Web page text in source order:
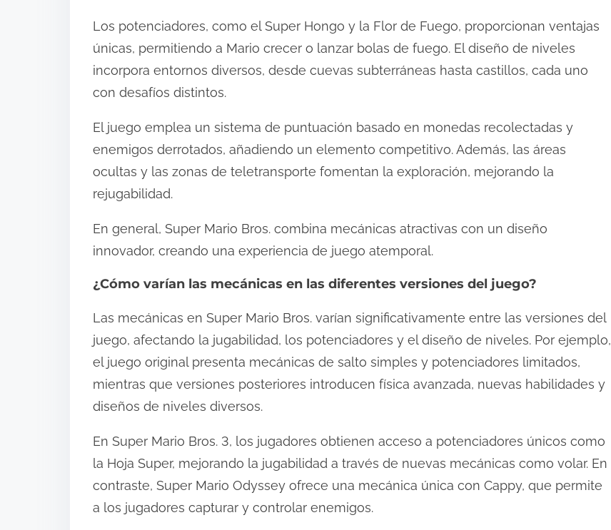
Los potenciadores, como el Super Hongo y la Flor de Fuego, proporcionan ventajas
únicas, permitiendo a Mario crecer o lanzar bolas de fuego. El diseño de niveles
incorpora entornos diversos, desde cuevas subterráneas hasta castillos, cada uno
con desafíos distintos.
El juego emplea un sistema de puntuación basado en monedas recolectadas y
enemigos derrotados, añadiendo un elemento competitivo. Además, las áreas
ocultas y las zonas de teletransporte fomentan la exploración, mejorando la
rejugabilidad.
En general, Super Mario Bros. combina mecánicas atractivas con un diseño
innovador, creando una experiencia de juego atemporal.
¿Cómo varían las mecánicas en las diferentes versiones del juego?
Las mecánicas en Super Mario Bros. varían significativamente entre las versiones del
juego, afectando la jugabilidad, los potenciadores y el diseño de niveles. Por ejemplo,
el juego original presenta mecánicas de salto simples y potenciadores limitados,
mientras que versiones posteriores introducen física avanzada, nuevas habilidades y
diseños de niveles diversos.
En Super Mario Bros. 3, los jugadores obtienen acceso a potenciadores únicos como
la Hoja Super, mejorando la jugabilidad a través de nuevas mecánicas como volar. En
contraste, Super Mario Odyssey ofrece una mecánica única con Cappy, que permite
a los jugadores capturar y controlar enemigos.